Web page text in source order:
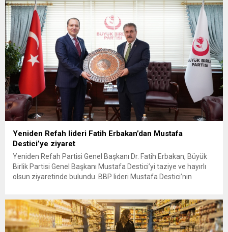
Kars ve Van olmak üzere toplam 12 ilde yerel...
Yeniden Refah lideri Fatih Erbakan’dan Mustafa
Destici’ye ziyaret
Yeniden Refah Partisi Genel Başkanı Dr. Fatih Erbakan, Büyük
Birlik Partisi Genel Başkanı Mustafa Destici’yi taziye ve hayırlı
olsun ziyaretinde bulundu. BBP lideri Mustafa Destici’nin
başkan seçilmesi nedeniyle hayırlı olsun ziyaretinde bulunan
Erbakan’a, Genel Başkan Yardımcıları...